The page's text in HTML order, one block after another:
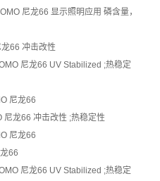
尼龙66 显示照明应用 磷含量，
66 冲击改性
尼龙66 UV Stabilized ;热稳定
尼龙66
尼龙66 冲击改性 ;热稳定性
尼龙66
66
尼龙66 UV Stabilized ;热稳定